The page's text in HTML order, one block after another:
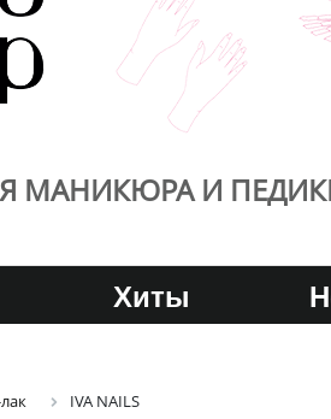
МАНИКЮРА И
Хиты
IVA NAILS